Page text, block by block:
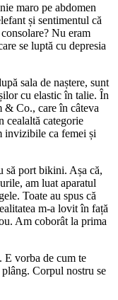
maro pe abdomen
și sentimentul că
Nu eram
se luptă cu depresia
sala de naștere, sunt
cu elastic în talie. În
Co., care în câteva
cealaltă categorie
invizibile ca femei și
să port bikini. Așa că,
am luat aparatul
Toate au spus că
m-a lovit în față
Am coborât la prima
E vorba de cum te
Corpul nostru se